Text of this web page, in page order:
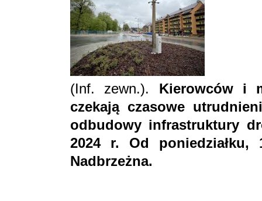
(Inf. zewn.). Kierowców i
czekają czasowe
odbudowy infrastruktury
2024 r. Od
Nadbrzeżna.